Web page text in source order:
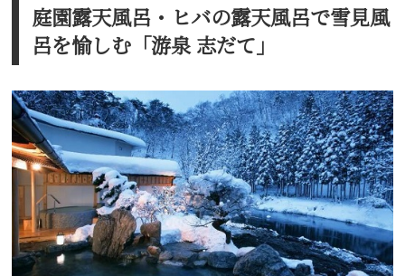
庭園露天風呂・ヒバの露天風呂で雪見風
呂を愉しむ「游泉 志だて」